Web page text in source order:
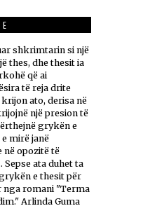
shkrimtarin si një
thes, dhe thesit ia
që ai
të reja drite
ato, derisa në
një presion të
grykën e
mirë janë
në opozitë të
ata duhet ta
e thesit për
nga romani "Terma
Arlinda Guma